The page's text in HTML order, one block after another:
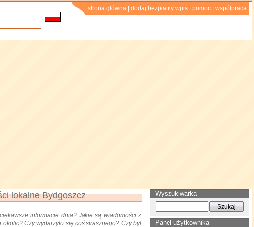
strona główna dodaj bezpłatny wpis pomoc współpraca
lokalne Bydgoszcz
informacje dnia? Jakie są wiadomości z
okolic? Czy wydarzyło się coś strasznego? Czy był
Wyszukiwarka
Panel użytkownika